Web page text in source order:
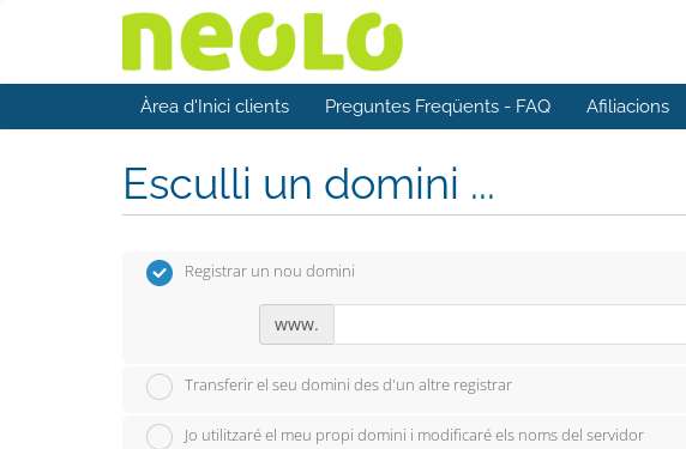
Àrea d'Inici clients Preguntes Freqüents - FAQ Afiliacions
Esculli un domini ...
Registrar un nou domini
www.
Transferir el seu domini des d'un altre registrar
Jo utilitzaré el meu propi domini i modificaré els noms del servidor